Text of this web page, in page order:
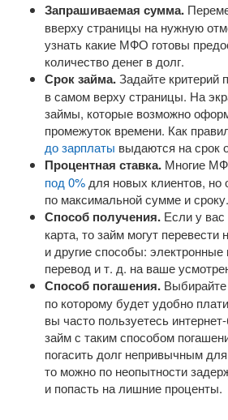
Запрашиваемая сумма.
вверху страницы на нужную
узнать какие МФО готовы
количество денег в долг.
Срок займа.Задайте критерий
в самом верху страницы. На
займы, которые возможно
промежуток времени. Как
до зарплаты выдаются на срок
Процентная ставка. Многие
под 0% для новых клиентов, но
по максимальной сумме и сроку.
Способ получения. Если у вас
карта, то займ могут
и другие способы:
перевод и т. д. на ваше
Способ погашения. Выбирайте
по которому будет удобно
вы часто пользуетесь
займ с таким способом
погасить долг непривычным
то можно по неопытности
и попасть на лишние проценты.